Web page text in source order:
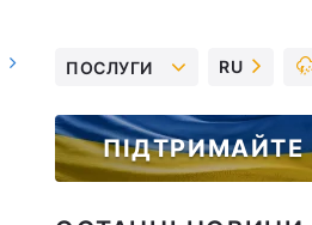
ПОСЛУГИ RU